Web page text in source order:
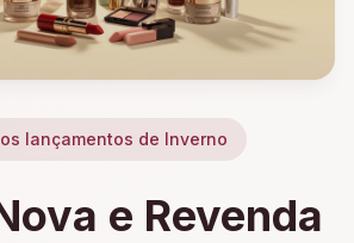
lançamentos de Inverno
e Revenda